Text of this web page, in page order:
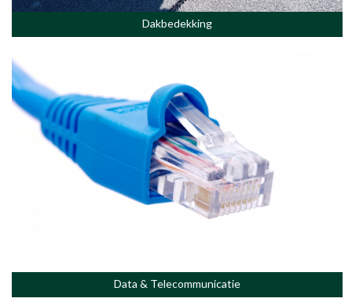
Dakbedekking
Data & Telecommunicatie